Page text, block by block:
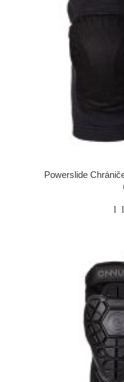
Powerslide
1